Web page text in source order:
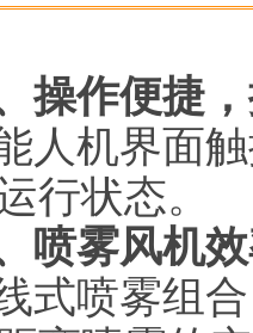
作便捷，
机界面触
行状态。
雾风机效
喷雾组合